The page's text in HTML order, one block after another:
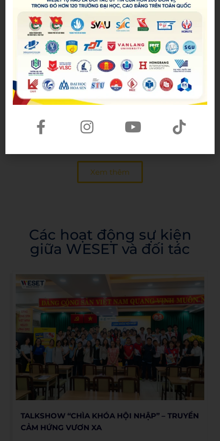
WESET KÝ KẾT HỢP TÁC NGOẠI NGỮ VỚI ĐH
HỒNG BÀNG
Đăng bởi: Admin
Trong khuôn khổ Ngày hội Việc làm - Job Fair
(HIU) tổ chức, WESET English Center đã chính
bước tiến quan trọng trong hành trình đồng
hành cùng sinh viên trên con đường nâng cao
năng lực ngoại ngữ và phát triển sự nghiệp bền
14/01/2026
Xem thêm
Các hoạt động sự kiện
giữa WESET và đối tác​
TALKSHOW “CHÌA KHÓA HỘI NHẬP” – TRUYỀN
CẢM HỨNG VƯƠN XA